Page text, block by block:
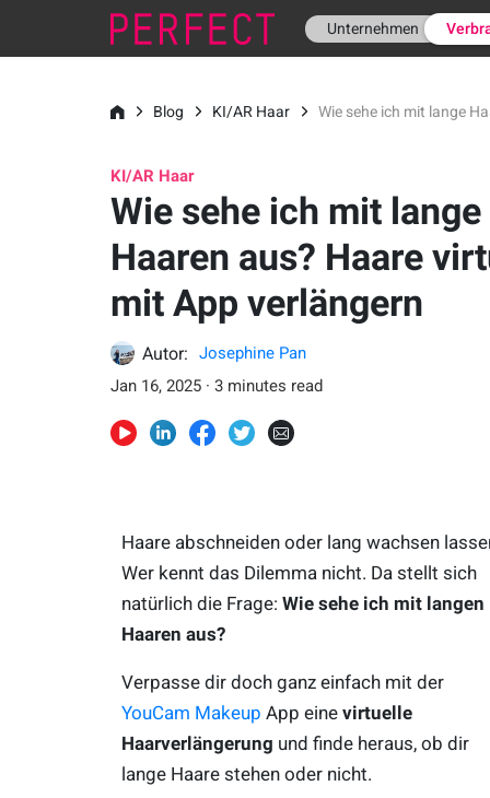
Unternehmen
Blog KI/AR Haar Wie sehe ich mit lange
KI/AR Haar
Wie sehe ich mit lange
Haaren aus? Haare
mit App verlängern
Autor:
Josephine Pan
Jan 16, 2025 · 3 minutes read
Haare abschneiden oder lang wachsen
Wer kennt das Dilemma nicht. Da stellt sich
natürlich die Frage: Wie sehe ich mit langen
Haaren aus?
Verpasse dir doch ganz einfach mit der
YouCam Makeup App einevirtuelle
Haarverlängerung und finde heraus, ob dir
lange Haare stehen oder nicht.